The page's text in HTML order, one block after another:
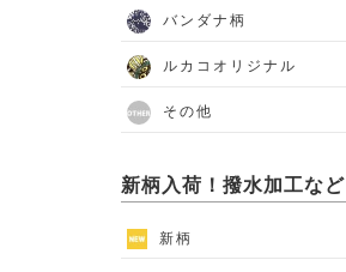
バンダナ柄
ルカコオリジナル
その他
新柄入荷！撥水加工など
新柄